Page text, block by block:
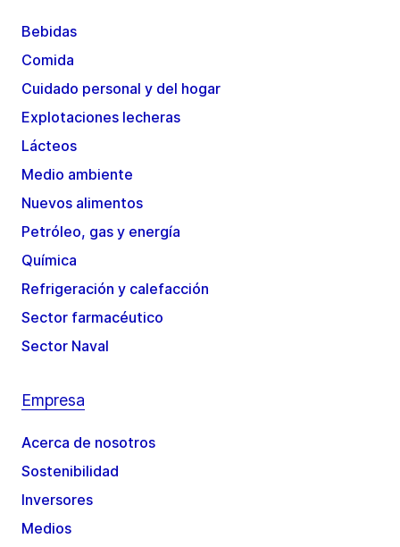
Bebidas
Comida
Cuidado personal y del hogar
Explotaciones lecheras
Lácteos
Medio ambiente
Nuevos alimentos
Petróleo, gas y energía
Química
Refrigeración y calefacción
Sector farmacéutico
Sector Naval
Empresa
Acerca de nosotros
Sostenibilidad
Inversores
Medios